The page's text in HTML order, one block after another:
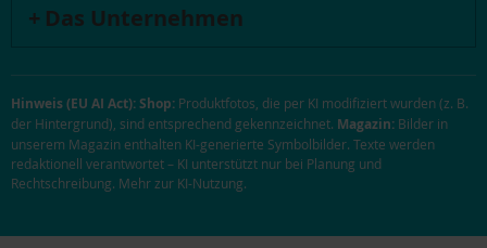
Das Unternehmen
Hinweis (EU AI Act):Shop: Produktfotos, die per KI modifiziert wurden (z. B.
der Hintergrund), sind entsprechend gekennzeichnet. Magazin: Bilder in
unserem Magazin enthalten KI-generierte Symbolbilder. Texte werden
redaktionell verantwortet – KI unterstützt nur bei Planung und
Rechtschreibung. Mehr zur KI-Nutzung.